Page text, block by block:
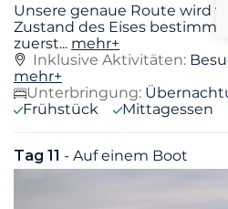
Unsere genaue Route wird
Zustand des Eises
zuerst... mehr+
Inklusive Aktivitäten:
mehr+
Unterbringung:
Frühstück
Mittagessen
Tag 11 - Auf einem Boot